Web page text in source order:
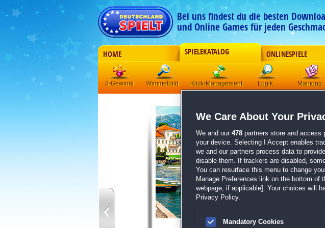
Bei uns findest du die besten
und Online Games für jeden
HOME SPIELEKATALOG ONLINESPIELE
3-Gewinnt Wimmelbild Klick-Management Logik Mahjong
We Care About Your
We and our 478 partners store and access
your device. Selecting I Accept enables
we and our partners process data to
disable them. If trackers are disabled,
You can resurface this menu to change
Manage Preferences link on the bottom of
webpage, if applicable]. Your choices will
Privacy Policy.
Mandatory Cookies